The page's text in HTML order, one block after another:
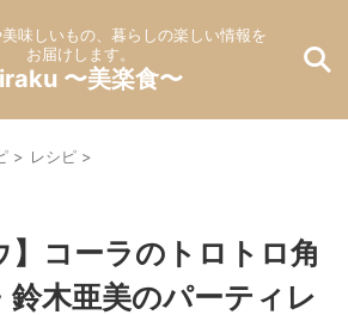
味しいもの、暮らしの楽しい情報を
お届けします。
〜美楽食〜
> レシピ >
】コーラのトロトロ角
鈴木亜美のパーティレ